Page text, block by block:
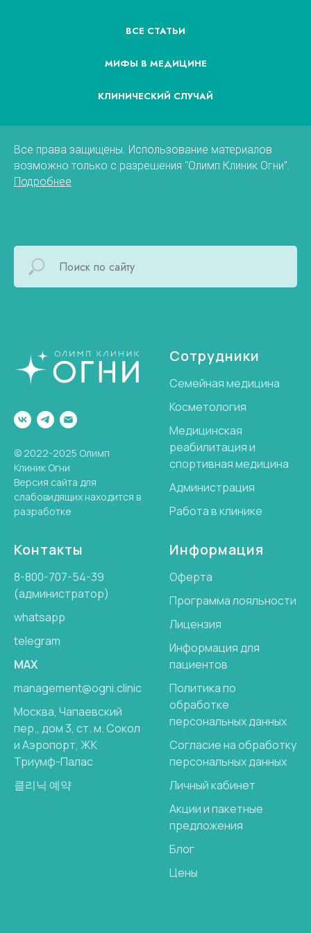
ВСЕ СТАТЬИ
МИФЫ В МЕДИЦИНЕ
КЛИНИЧЕСКИЙ СЛУЧАЙ
Все права защищены. Использование материалов
возможно только с разрешения "Олимп Клиник Огни".
Подробнее
© 2022-2025 Олимп
Клиник Огни
Версия сайта для
слабовидящих находится в
разработке
Сотрудники
Семейная медицина
Косметология
Медицинская
реабилитация и
спортивная медицина
Администрация
Работа в клинике
Контакты
8-800-707-54-39
(администратор)
whatsapp
telegram
MAX
management@ogni.clinic
Москва, Чапаевский
пер., дом 3, ст. м. Сокол
и Аэропорт, ЖК
Триумф-Палас
클리닉 예약
Информация
Оферта
Программа лояльности
Лицензия
Информация для
пациентов
Политика по
обработке
персональных данных
Согласие на обработку
персональных данных
Личный кабинет
Акции и пакетные
предложения
Блог
Цены